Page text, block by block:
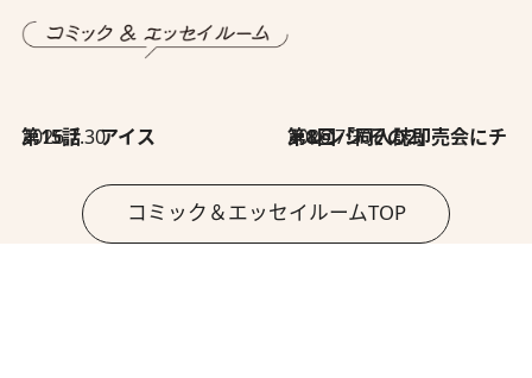
2026.7.30
第15話 アイス 2026.7.30
第8回「同人誌即売会にチャレンジ その2」
コミック＆エッセイルームTOP